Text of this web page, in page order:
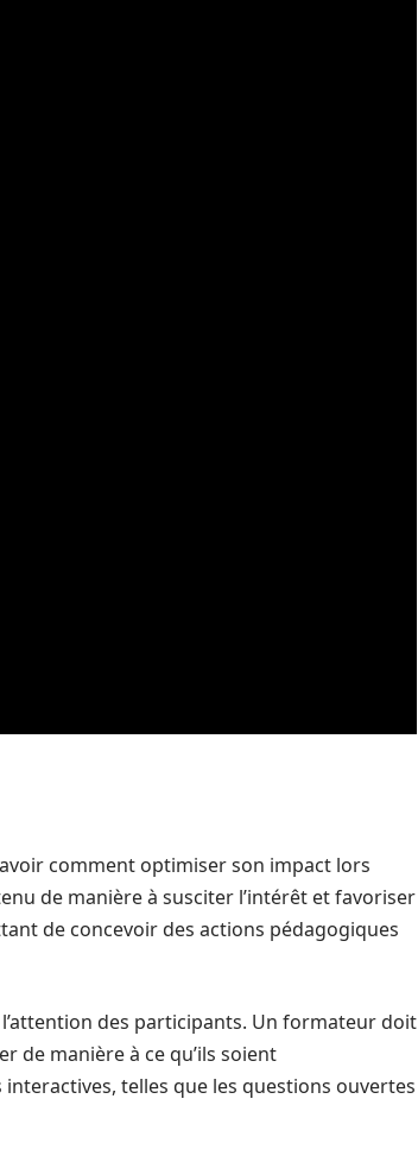
comment optimiser son impact lors
de manière à susciter l’intérêt et favoriser
de concevoir des actions pédagogiques
des participants. Un formateur doit
de manière à ce qu’ils soient
telles que les questions ouvertes